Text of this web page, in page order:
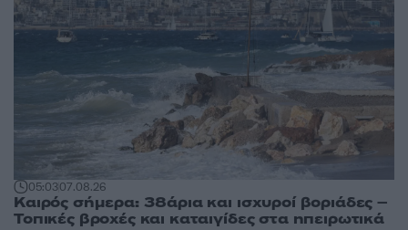
05:0307.08.26
Καιρός σήμερα: 38άρια και ισχυροί βοριάδες –
Τοπικές βροχές και καταιγίδες στα ηπειρωτικά